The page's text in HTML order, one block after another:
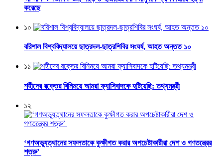
করেছে
১০
বরিশাল বিশ্ববিদ্যালয়ে ছাত্রদল-ছাত্রশিবির সংঘর্ষ, আহত অন্তত ১০
১১
শহীদের রক্তের বিনিময়ে আমরা ফ্যাসিবাদকে হটিয়েছি: তথ্যমন্ত্রী
১২
‘গণঅভ্যুত্থানের সফলতাকে কুক্ষীগত করার অপচেষ্টাকারীরা দেশ ও গণতন্ত্রের
শত্রু’